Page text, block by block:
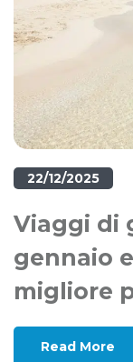
22/12/2025
Viaggi di
gennaio
migliore
Read More